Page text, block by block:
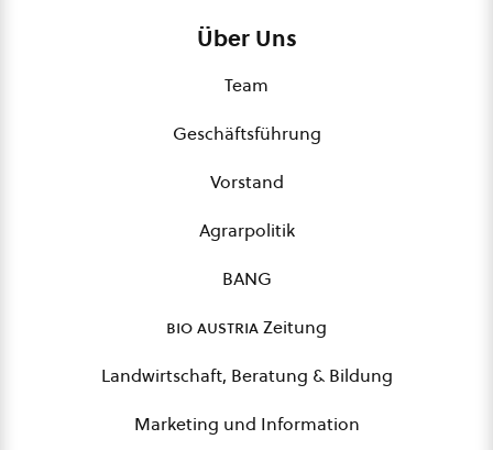
Über Uns
Team
Geschäftsführung
Vorstand
Agrarpolitik
BANG
bio austriaZeitung
Landwirtschaft, Beratung & Bildung
Marketing und Information